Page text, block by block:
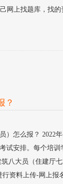
网上找题库，找的
？
）怎么报？ 2022
试安排。每个培
八大员（住建厅
资料上传-网上